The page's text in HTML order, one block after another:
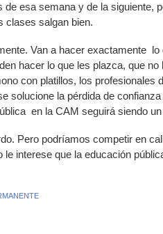
esa semana y de la siguiente,
clases salgan bien.
Van a hacer exactamente
hacer lo que les plazca, que
con platillos, los profesionales
solucione la pérdida de
en la CAM seguirá siendo
Pero podríamos competir en
interese que la educación